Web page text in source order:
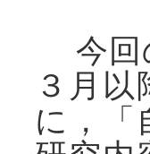
今
３月
に，「